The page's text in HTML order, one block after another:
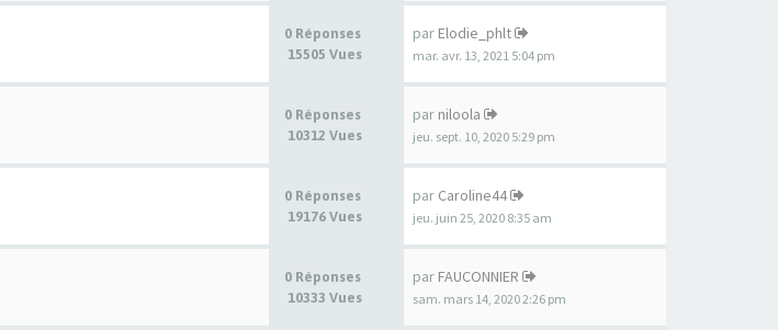
0 Réponses
15505 Vues
par Elodie_phlt
mar. avr. 13, 2021 5:04 pm
0 Réponses
10312 Vues
par niloola
jeu. sept. 10, 2020 5:29 pm
0 Réponses
19176 Vues
par Caroline44
jeu. juin 25, 2020 8:35 am
0 Réponses
10333 Vues
par FAUCONNIER
sam. mars 14, 2020 2:26 pm